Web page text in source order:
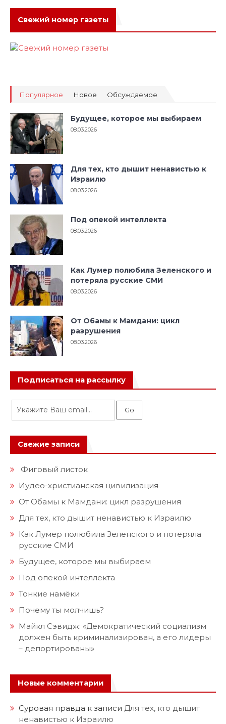
Свежий номер газеты
Популярное Новое Обсуждаемое
Будущее, которое мы выбираем
08.03.2026
Для тех, кто дышит ненавистью к
Израилю
08.03.2026
Под опекой интеллекта
08.03.2026
Как Лумер полюбила Зеленского и
потеряла русские СМИ
08.03.2026
От Обамы к Мамдани: цикл
разрушения
08.03.2026
Подписаться на рассылку
Свежие записи
Фиговый листок
Иудео-христианская цивилизация
От Обамы к Мамдани: цикл разрушения
Для тех, кто дышит ненавистью к Израилю
Как Лумер полюбила Зеленского и потеряла
русские СМИ
Будущее, которое мы выбираем
Под опекой интеллекта
Тонкие намёки
Почему ты молчишь?
Майкл Сэвидж: «Демократический социализм
должен быть криминализирован, а его лидеры
– депортированы»
Новые комментарии
Суровая правда к записи Для тех, кто дышит
ненавистью к Израилю